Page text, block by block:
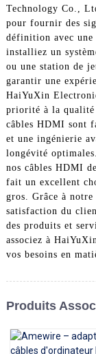
Technology Co.,
pour fournir des
définition avec
installiez un
ou une station de
garantir une
HaiYuXin
priorité à la qualité
câbles HDMI sont
et une ingénierie
longévité
nos câbles HDMI
fait un excellent
gros. Grâce à
satisfaction du
des produits et
associez à
vos besoins en
Produits